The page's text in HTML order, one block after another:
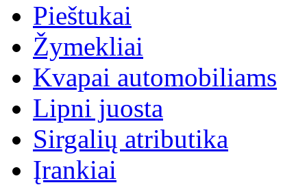
Pieštukai
Žymekliai
Kvapai automobiliams
Lipni juosta
Sirgalių atributika
Įrankiai